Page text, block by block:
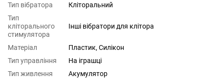
Тип вібратора
Кліторальний
Тип
кліторального
стимулятора
Інші вібратори для клітора
Матеріал
Пластик, Силікон
Тип управління
На іграшці
Тип живлення
Акумулятор